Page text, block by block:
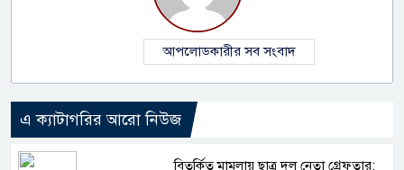
আপলোডকারীর সব সংবাদ
এ ক্যাটাগরির আরো নিউজ
বিতর্কিত মামলায় ছাত্র দল নেতা গ্রেফতার;